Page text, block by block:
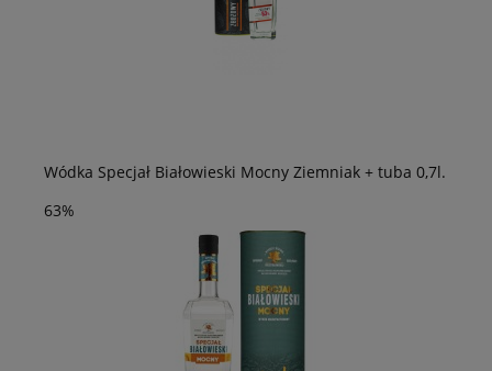
Wódka Specjał Białowieski Mocny Ziemniak + tuba 0,7l.
63%